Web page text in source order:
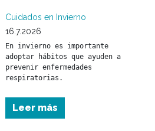
Cuidados en Invierno
16.7.2026
En invierno es importante
adoptar hábitos que ayuden a
prevenir enfermedades
respiratorias.
Conocé las principales
recomendaciones para cuidar
tu salud y la de tu familia
Leer más